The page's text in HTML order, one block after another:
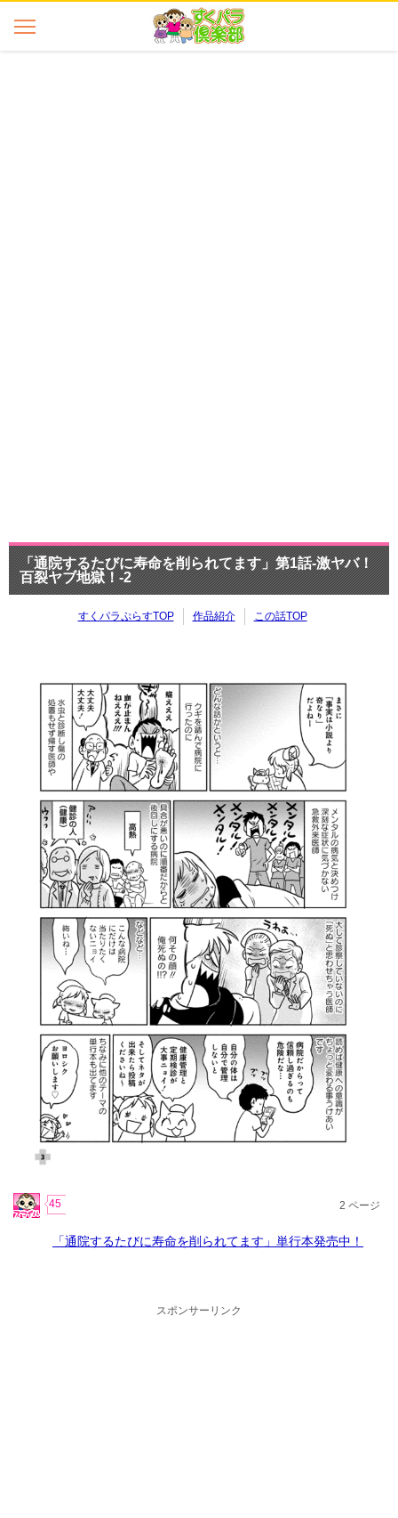
「通院するたびに寿命を削られてます」第1話-激ヤバ！
百裂ヤブ地獄！-2
すくパラぷらすTOP 作品紹介 この話TOP
45
「通院するたびに寿命を削られてます」単行本発売中！
2 ページ
スポンサーリンク